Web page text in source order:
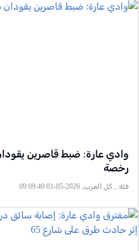
وادي عارة: ضبط قاصرين
رخصة
فئة: , كل العرب, 2026-05-01 09:09:49